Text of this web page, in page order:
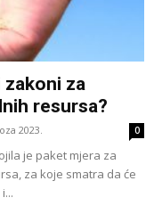
za
resursa?
2023. 0
je paket mjera za
za koje smatra da će